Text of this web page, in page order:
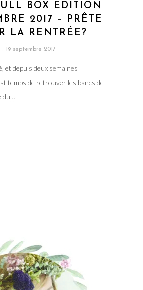
BOX EDITION
2017 – PRÊTE
LA RENTRÉE?
19 septembre 2017
et depuis deux semaines
temps de retrouver les bancs de
du…